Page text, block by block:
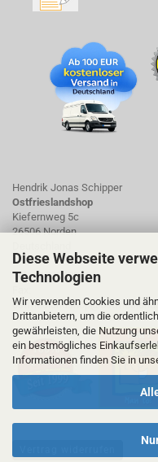
Diese Webseite
Technologien
Wir verwenden Cookies und
Drittanbietern, um die
gewährleisten, die Nutzung
ein bestmögliches
Informationen finden Sie in
Hendrik Jonas Schipper
Ostfrieslandshop
Kiefernweg 5c
26506 Norden
Tel.: 01723423661